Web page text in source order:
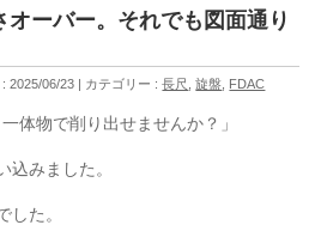
オーバー。それでも図面通り
2025/06/23 カテゴリー :長尺 ,旋盤 FDAC
体物で削り出せませんか？」
込みました。
した。